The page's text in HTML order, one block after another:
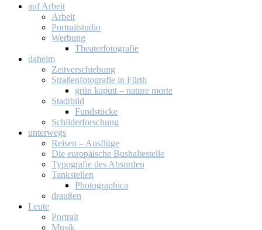
auf Ar­beit
Ar­beit
Por­trait­stu­dio
Wer­bung
Thea­ter­fo­to­gra­fie
da­heim
Zeit­ver­schie­bung
Stra­ßen­fo­to­gra­fie in Fürth
grün ka­putt – na­tu­re mor­te
Stadt­bild
Fund­stü­cke
Schil­der­for­schung
un­ter­wegs
Rei­sen – Aus­flü­ge
Die eu­ro­päi­sche Bus­hal­te­stel­le
Ty­po­gra­fie des Ab­sur­den
Tank­stel­len
Pho­to­gra­phi­ca
drau­ßen
Leu­te
Por­trait
Mu­sik